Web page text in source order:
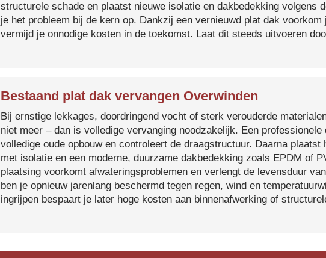
structurele schade en plaatst nieuwe isolatie en dakbedekking volgens
je het probleem bij de kern op. Dankzij een vernieuwd plat dak
vermijd je onnodige kosten in de toekomst. Laat dit steeds uitvoeren
Bestaand plat dak vervangen Overwinden
Bij ernstige lekkages, doordringend vocht of sterk verouderde
niet meer – dan is volledige vervanging noodzakelijk. Een
volledige oude opbouw en controleert de draagstructuur. Daarna plaatst
met isolatie en een moderne, duurzame dakbedekking zoals EPDM of
plaatsing voorkomt afwateringsproblemen en verlengt de levensduur
ben je opnieuw jarenlang beschermd tegen regen, wind en
ingrijpen bespaart je later hoge kosten aan binnenafwerking of